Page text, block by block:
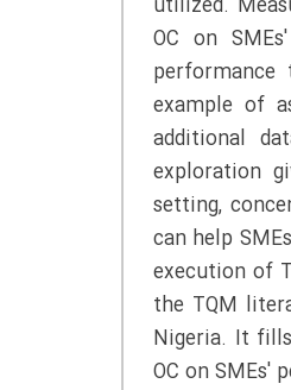
OC on
performance
example of
additional
exploration
setting,
can help
execution of
the TQM
Nigeria. It
OC on SMEs'